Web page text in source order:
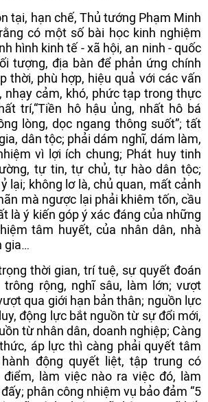
tại, hạn chế, Thủ tướng Phạm Minh
có một số bài học kinh nghiệm
hình kinh tế - xã hội, an ninh - quốc
tượng, địa bàn để phản ứng chính
thời, phù hợp, hiệu quả với các vấn
nhạy cảm, khó, phức tạp trong thực
trí,“Tiền hô hậu ủng, nhất hô bá
lòng, dọc ngang thông suốt”; tất
dân tộc; phải dám nghĩ, dám làm,
vì lợi ích chung; Phát huy tinh
tự tin, tự chủ, tự hào dân tộc;
lại; không lơ là, chủ quan, mất cảnh
mà ngược lại phải khiêm tốn, cầu
là ý kiến góp ý xác đáng của những
tâm huyết, của nhân dân, nhà
gia…
thời gian, trí tuệ, sự quyết đoán
trông rộng, nghĩ sâu, làm lớn; vượt
qua giới hạn bản thân; nguồn lực
động lực bắt nguồn từ sự đổi mới,
từ nhân dân, doanh nghiệp; Càng
áp lực thì càng phải quyết tâm
động quyết liệt, tập trung có
làm việc nào ra việc đó, làm
phân công nhiệm vụ bảo đảm “5